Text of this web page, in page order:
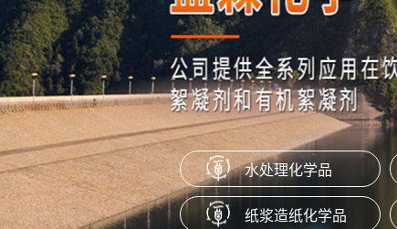
水处理化学品
纸浆造纸化学品
LSB-02
02是苯乙烯酯类共聚合成的
粉有效的结合，赋予淀粉涂
疏水性能。
LSR-30